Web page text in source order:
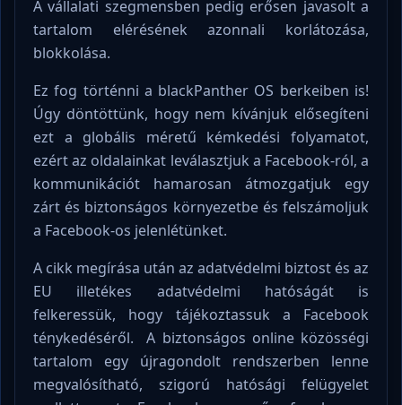
A vállalati szegmensben pedig erősen javasolt a
tartalom elérésének azonnali korlátozása,
blokkolása.
Ez fog történni a blackPanther OS berkeiben is!
Úgy döntöttünk, hogy nem kívánjuk elősegíteni
ezt a globális méretű kémkedési folyamatot,
ezért az oldalainkat leválasztjuk a Facebook-ról, a
kommunikációt hamarosan átmozgatjuk egy
zárt és biztonságos környezetbe és felszámoljuk
a Facebook-os jelenlétünket.
A cikk megírása után az adatvédelmi biztost és az
EU illetékes adatvédelmi hatóságát is
felkeressük, hogy tájékoztassuk a Facebook
ténykedéséről. A biztonságos online közösségi
tartalom egy újragondolt rendszerben lenne
megvalósítható, szigorú hatósági felügyelet